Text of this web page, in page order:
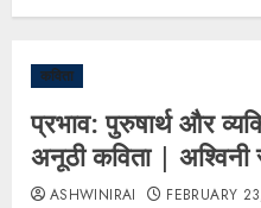
कविता
प्रभाव: पुरुषार्थ और
अनूठी कविता | अश्विनी
ASHWINIRAI FEBRUARY